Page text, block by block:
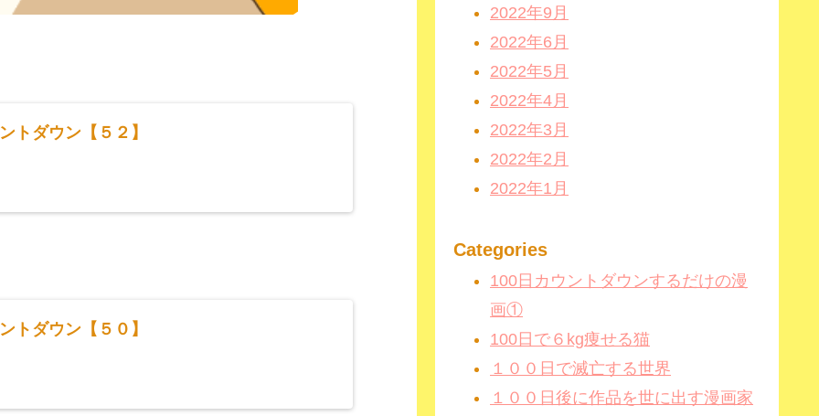
トダウン【５２】
トダウン【５０】
2022年9月
2022年6月
2022年5月
2022年4月
2022年3月
2022年2月
2022年1月
Categories
100日カウントダウンするだけの漫
画①
100日で６kg痩せる猫
１００日で滅亡する世界
１００日後に作品を世に出す漫画家